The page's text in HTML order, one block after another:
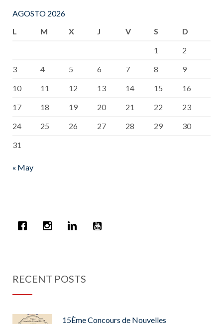
AGOSTO 2026
L
M X J V S
D
1
2
3
4 5 6 7 8
9
10
11 12 13 14 15
16
17
18 19 20 21 22
23
24
25 26 27 28 29
30
31
« May
RECENT POSTS
15Ème Concours de Nouvelles